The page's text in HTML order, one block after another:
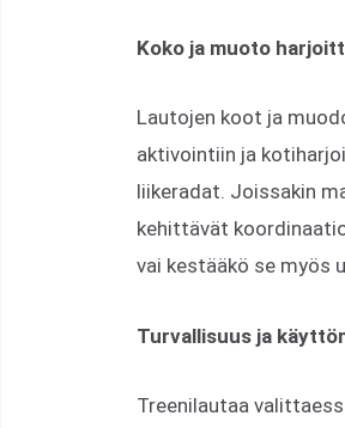
Koko ja muoto
Lautojen koot ja
aktivointiin ja
liikeradat. Joissakin
kehittävät
vai kestääkö se myös
Turvallisuus ja
Treenilautaa